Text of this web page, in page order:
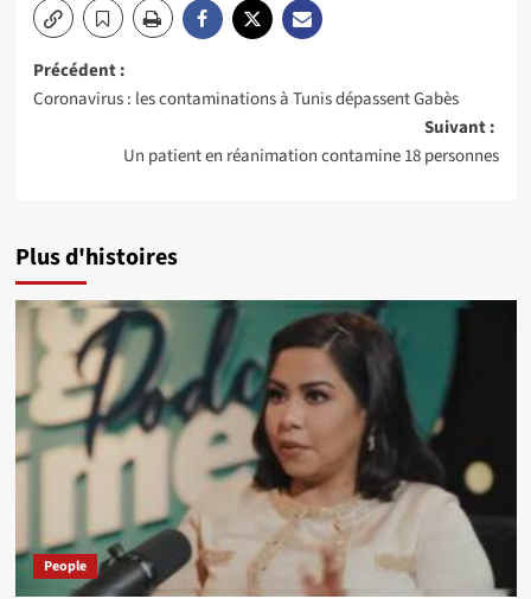
Navigation
Précédent :
Coronavirus : les contaminations à Tunis dépassent Gabès
Suivant :
Un patient en réanimation contamine 18 personnes
Plus d'histoires
People